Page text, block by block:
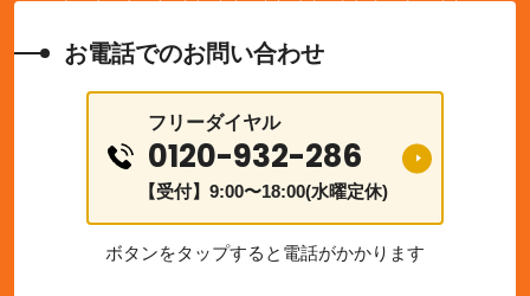
お電話でのお問い合わせ
フリーダイヤル
0120-932-286
【受付】9:00〜18:00(水曜定休)
ボタンをタップすると電話がかかります